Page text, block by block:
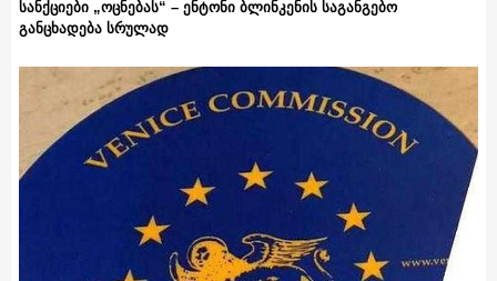
სანქციები „ოცნებას“ – ენტონი ბლინკენის საგანგებო
განცხადება სრულად